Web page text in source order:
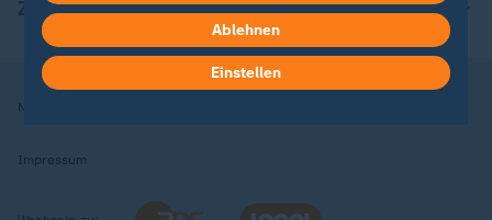
ZDFheute Apps
Nutzungsbedingungen
Impressum
Hier findest du das Impressum.
Weitere Informationen findest du in unserer
Datenschutzerklärung.
Ablehnen
Einstellen